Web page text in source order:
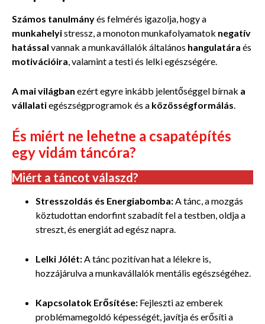
Számos tanulmányés felmérés igazolja, hogy a
munkahelyistressz, a monoton munkafolyamatok negatív
hatással vannak a munkavállalók általános hangulatára és
motivációira, valamint a testi és lelki egészségére.
A mai világban ezért egyre inkább jelentőséggel bírnak a
vállalatiegészségprogramok és a közösségformálás.
És miért ne lehetne a csapatépítés
egy vidám táncóra?
Miért a táncot válaszd?
Stresszoldás és Energiabomba:A tánc, a mozgás
köztudottan endorfint szabadít fel a testben, oldja a
streszt, és energiát ad egész napra.
Lelki Jólét:A tánc pozitívan hat a lélekre is,
hozzájárulva a munkavállalók mentális egészségéhez.
Kapcsolatok Erősítése: Fejleszti az emberek
problémamegoldó képességét, javítja és erősíti a